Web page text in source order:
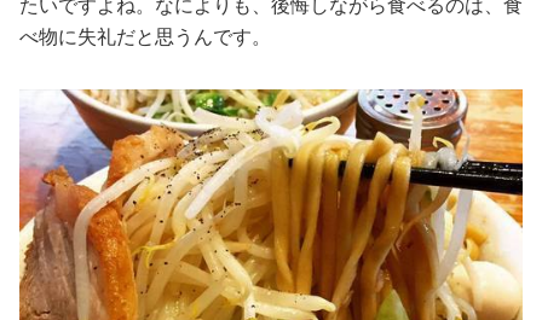
たいですよね。なによりも、後悔しながら食べるのは、食
べ物に失礼だと思うんです。